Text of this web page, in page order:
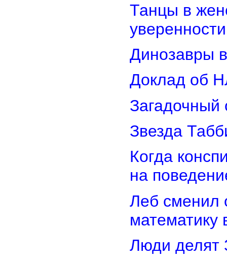
Танцы в
Динозавры
Доклад об
Загадочный
Звезда
Когда
на
Леб сменил
математику
Люди делят